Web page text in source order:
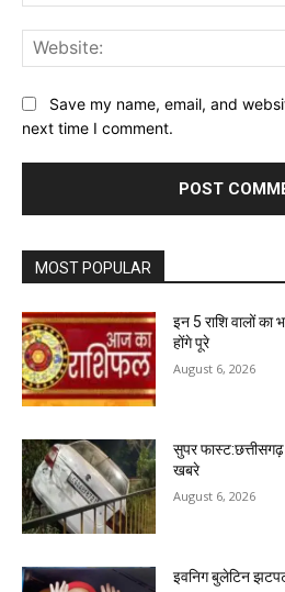
Save my name, email, and
next time I comment.
MOST POPULAR
इन 5 राशि वालों
होंगे पूरे
August 6, 2026
सुपर
खबरे
August 6, 2026
इवनिग बुलेटिन